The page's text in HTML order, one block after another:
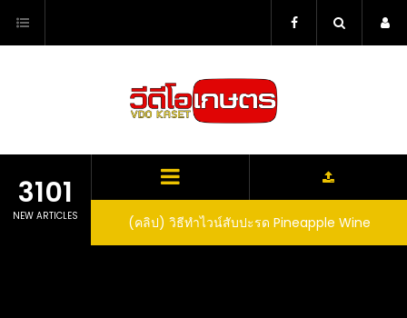
content
3101
NEW ARTICLES
ปในถัง จะได้ผล
expect that
(คลิป) วิธีทำไวน์สับปะรด Pineapple Wine